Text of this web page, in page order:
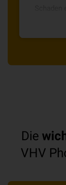
Die
VHV